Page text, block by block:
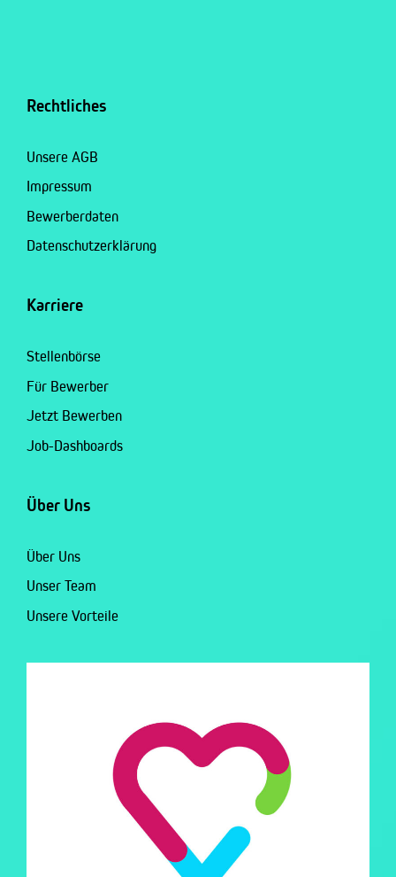
Rechtliches
Unsere AGB
Impressum
Bewerberdaten
Datenschutzerklärung
Karriere
Stellenbörse
Für Bewerber
Jetzt Bewerben
Job-Dashboards
Über Uns
Über Uns
Unser Team
Unsere Vorteile